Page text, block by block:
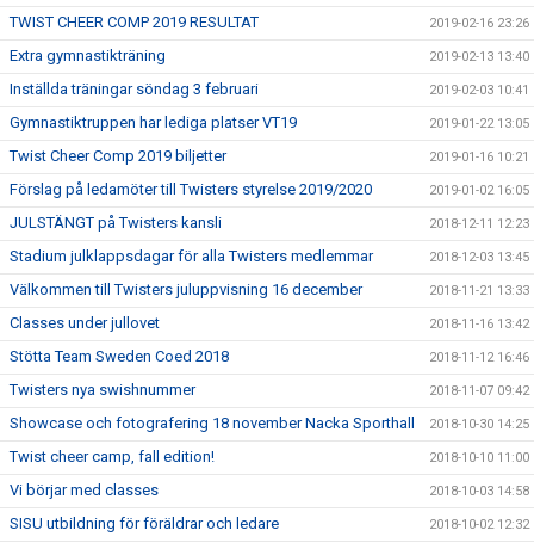
TWIST CHEER COMP 2019 RESULTAT 2019-02-16 23:26
Extra gymnastikträning 2019-02-13 13:40
Inställda träningar söndag 3 februari 2019-02-03 10:41
Gymnastiktruppen har lediga platser VT19 2019-01-22 13:05
Twist Cheer Comp 2019 biljetter 2019-01-16 10:21
Förslag på ledamöter till Twisters styrelse 2019/2020 2019-01-02 16:05
JULSTÄNGT på Twisters kansli 2018-12-11 12:23
Stadium julklappsdagar för alla Twisters medlemmar 2018-12-03 13:45
Välkommen till Twisters juluppvisning 16 december 2018-11-21 13:33
Classes under jullovet 2018-11-16 13:42
Stötta Team Sweden Coed 2018 2018-11-12 16:46
Twisters nya swishnummer 2018-11-07 09:42
Showcase och fotografering 18 november Nacka Sporthall 2018-10-30 14:25
Twist cheer camp, fall edition! 2018-10-10 11:00
Vi börjar med classes 2018-10-03 14:58
SISU utbildning för föräldrar och ledare 2018-10-02 12:32